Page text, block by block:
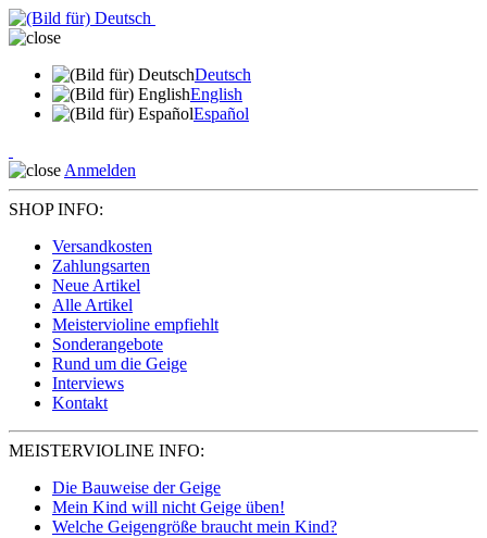
Deutsch
English
Español
Anmelden
SHOP INFO:
Versandkosten
Zahlungsarten
Neue Artikel
Alle Artikel
Meistervioline empfiehlt
Sonderangebote
Rund um die Geige
Interviews
Kontakt
MEISTERVIOLINE INFO:
Die Bauweise der Geige
Mein Kind will nicht Geige üben!
Welche Geigengröße braucht mein Kind?